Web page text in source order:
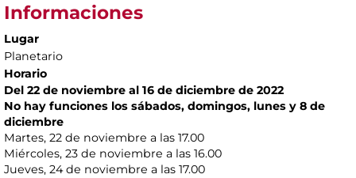
Informaciones
Lugar
Planetario
Horario
Del 22 de noviembre al 16 de diciembre de 2022
No hay funciones los sábados, domingos, lunes y 8 de
diciembre
Martes, 22 de noviembre a las 17.00
Miércoles, 23 de noviembre a las 16.00
Jueves, 24 de noviembre a las 17.00